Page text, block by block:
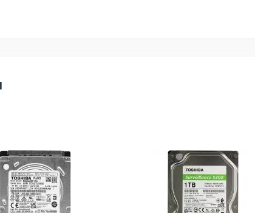
SATA 3.5" 1 ТБ, ST1000VX013
Открыть товар: Диск HDD Toshiba MQ04 SATA 2.5" 1 ТБ,
Открыть